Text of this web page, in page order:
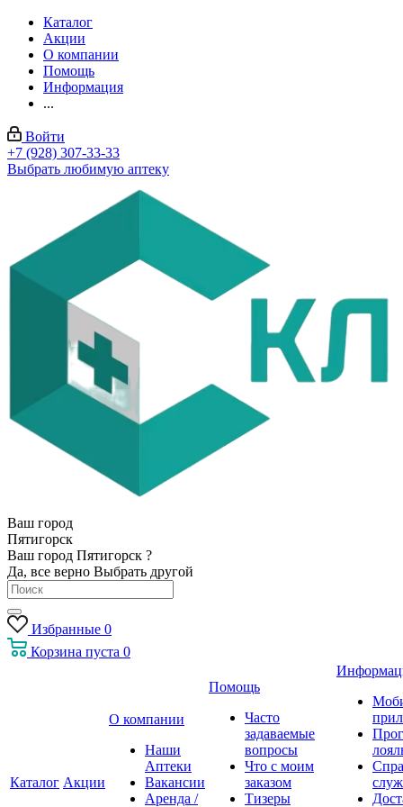
Каталог
Акции
О компании
Помощь
Информация
...
Войти
+7 (928) 307-33-33
Выбрать любимую аптеку
Ваш город
Пятигорск
Ваш город Пятигорск ?
Да, все верно Выбрать другой
Избранные 0
Корзина пуста 0
Каталог Акции
О компании
Наши
Аптеки
Вакансии
Аренда /
Помощь
Часто
задаваемые
вопросы
Что с моим
заказом
Тизеры